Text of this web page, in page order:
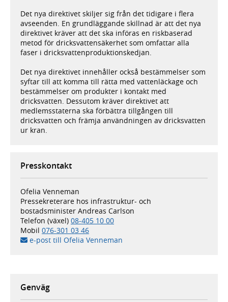
Det nya direktivet skiljer sig från det tidigare i flera
avseenden. En grundläggande skillnad är att det nya
direktivet kräver att det ska införas en riskbaserad
metod för dricksvattensäkerhet som omfattar alla
faser i dricksvattenproduktionskedjan.
Det nya direktivet innehåller också bestämmelser som
syftar till att komma till rätta med vattenläckage och
bestämmelser om produkter i kontakt med
dricksvatten. Dessutom kräver direktivet att
medlemsstaterna ska förbättra tillgången till
dricksvatten och främja användningen av dricksvatten
ur kran.
Presskontakt
Ofelia Venneman
Pressekreterare hos infrastruktur- och
bostadsminister Andreas Carlson
Telefon (växel) 08-405 10 00
Mobil 076-301 03 46
e-post till Ofelia Venneman
Genväg